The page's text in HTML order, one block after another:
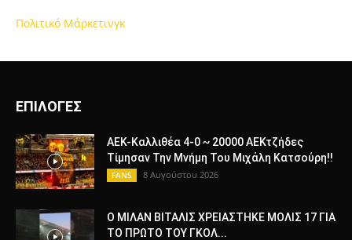
Πολιτικό Μάρκετινγκ
ΕΠΙΛΟΓΕΣ
ΑΕΚ-Καλλιθέα 4-0 ~ 20000 ΑΕΚτζήδες
Τίμησαν Την Μνήμη Του Μιχάλη Κατσούρη!!
FANS 8 Αυγούστου 2026
Ο ΜΙΛΑΝ ΒΙΤΑΛΙΣ ΧΡΕΙΑΣΤΗΚΕ ΜΟΛΙΣ 17 ΓΙΑ
ΤΟ ΠΡΩΤΟ ΤΟΥ ΓΚΟΛ...